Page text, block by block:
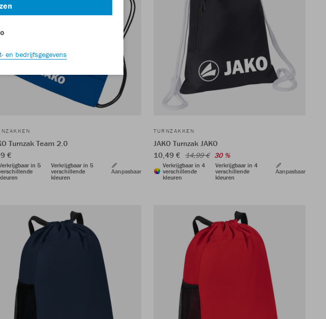
Turnzak Team 2.0
€
in 5
Verkrijgbaar in 5
verschillende
kleuren
Aanpasbaar
TURNZAKKEN
JAKO Turnzak JAKO
10,49 € 14,99 € 30 %
Verkrijgbaar in 4
verschillende
kleuren
Verkrijgbaar in 4
verschillende
kleuren
Aanpasbaar
en bedrijfsgegevens